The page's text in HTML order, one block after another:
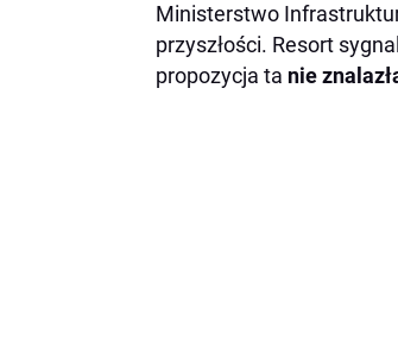
Ministerstwo
przyszłości. Resort
propozycja ta nie